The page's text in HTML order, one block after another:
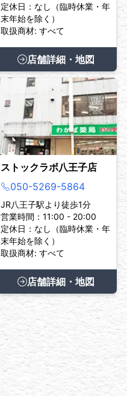
定休日：なし（臨時休業・年
末年始を除く）
取扱商材: すべて
店舗詳細・地図
ストックラボ八王子店
050-5269-5864
JR八王子駅より徒歩1分
営業時間：11:00 - 20:00
定休日：なし（臨時休業・年
末年始を除く）
取扱商材: すべて
店舗詳細・地図